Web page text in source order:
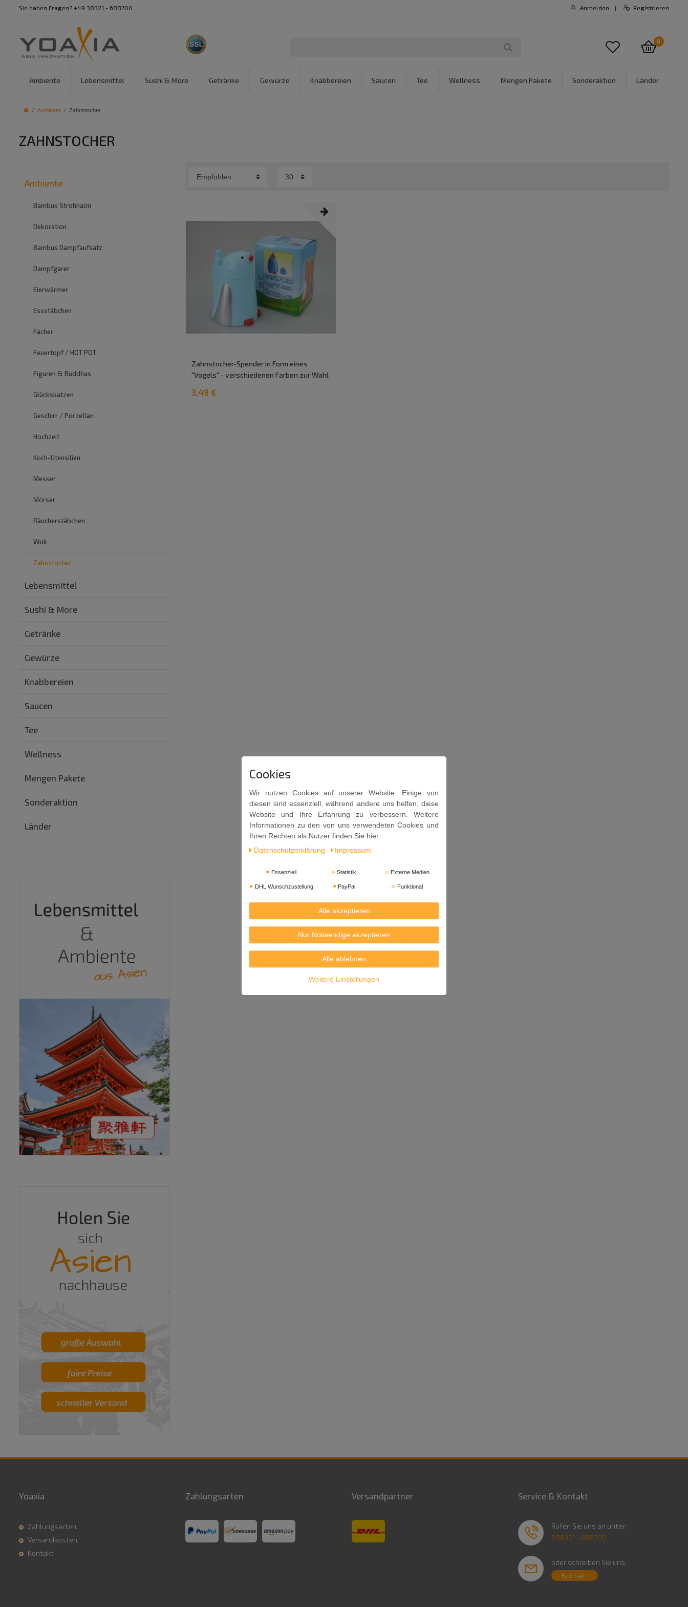
Sie haben Fragen? +49 38321 - 688700 Anmelden | Registrieren
0
Ambiente Lebensmittel Sushi & More Getränke Gewürze Knabbereien Saucen Tee Wellness Mengen Pakete Sonderaktion Länder
Ambiente Zahnstocher
ZAHNSTOCHER
Ambiente
Bambus Strohhalm
Dekoration
Bambus Dampfaufsatz
Dampfgarer
Eierwärmer
Essstäbchen
Fächer
Feuertopf / HOT POT
Figuren & Buddhas
Glückskatzen
Geschirr / Porzellan
Hochzeit
Koch-Utensilien
Messer
Mörser
Räucherstäbchen
Wok
Zahnstocher
Lebensmittel
Sushi & More
Getränke
Gewürze
Knabbereien
Saucen
Tee
Wellness
Mengen Pakete
Sonderaktion
Länder
Zahnstocher-Spender in Form eines
"Vogels" - verschiedenen Farben zur Wahl
3,49 €
Yoaxia
Zahlungsarten
Versandkosten
Kontakt
Zahlungsarten Versandpartner Service & Kontakt
Rufen Sie uns an unter:
038321 - 688700
oder schreiben Sie uns:
Kontakt
Cookies
Wir nutzen Cookies auf unserer Website. Einige von
diesen sind essenziell, während andere uns helfen, diese
Website und Ihre Erfahrung zu verbessern. Weitere
Informationen zu den von uns verwendeten Cookies und
Ihren Rechten als Nutzer finden Sie hier:
Daten­schutz­erklärung
Impressum
Essenziell Statistik Externe Medien
DHL Wunschzustellung PayPal Funktional
Alle akzeptieren
Nur Notwendige akzeptieren
Alle ablehnen
Weitere Einstellungen